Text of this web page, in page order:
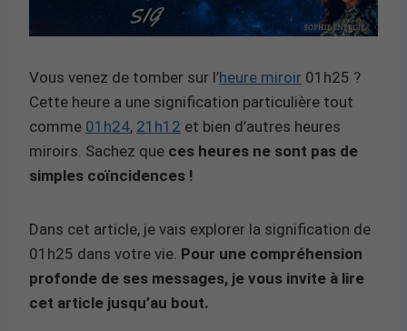
Vous venez de tomber sur l’heure miroir 01h25 ?
Cette heure a une signification particulière tout
comme 01h24, 21h12 et bien d’autres heures
miroirs. Sachez que ces heures ne sont pas de
simples coïncidences !
Dans cet article, je vais explorer la signification de
01h25 dans votre vie. Pour une compréhension
profonde de ses messages, je vous invite à lire
cet article jusqu’au bout.